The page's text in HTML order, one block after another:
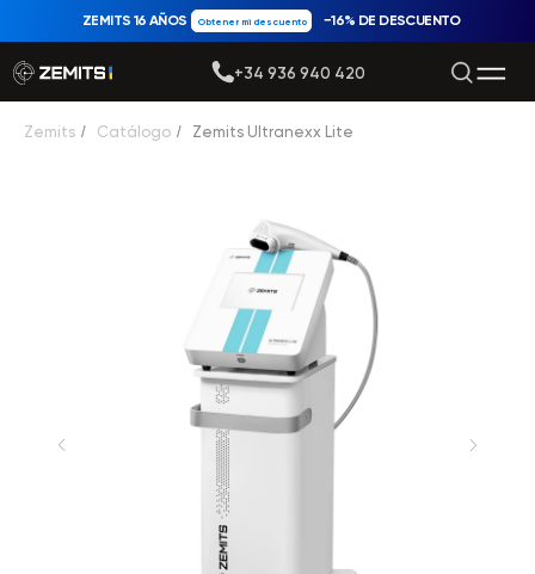
Obtener mi descuento
ZEMITS 16 AÑOS −16% DE DESCUENTO
+34 936 940 420
Zemits / Catálogo / Zemits Ultranexx Lite